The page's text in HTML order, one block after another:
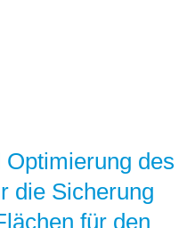
des
die Sicherung
für den